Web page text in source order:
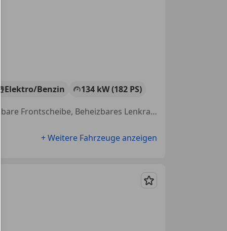
Elektro/Benzin
134 kW (182 PS)
Allrad, Abstandstempomat, Navigationssystem, Soundsystem, Beheizbare Frontscheibe, Beheizbares Lenkrad, Sitzheizung, Fernlichtassistent
+ Weitere Fahrzeuge anzeigen
Merken